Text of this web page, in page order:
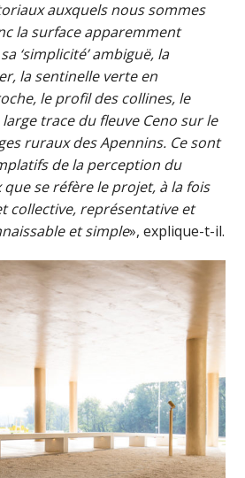
auxquels nous sommes
la surface apparemment
‘simplicité’ ambiguë, la
la sentinelle verte en
le profil des collines, le
trace du fleuve Ceno sur le
ruraux des Apennins. Ce sont
de la perception du
que se réfère le projet, à la fois
collective, représentative et
et simple», explique-t-il.